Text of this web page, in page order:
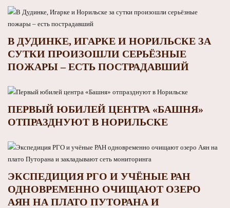
В ДУДИНКЕ, ИГАРКЕ И НОРИЛЬСКЕ ЗА
СУТКИ ПРОИЗОШЛИ СЕРЬЁЗНЫЕ
ПОЖАРЫ – ЕСТЬ ПОСТРАДАВШИЙ
ПЕРВЫЙ ЮБИЛЕЙ ЦЕНТРА «БАШНЯ»
ОТПРАЗДНУЮТ В НОРИЛЬСКЕ
ЭКСПЕДИЦИЯ РГО И УЧЁНЫЕ РАН
ОДНОВРЕМЕННО ОЧИЩАЮТ ОЗЕРО
АЯН НА ПЛАТО ПУТОРАНА И